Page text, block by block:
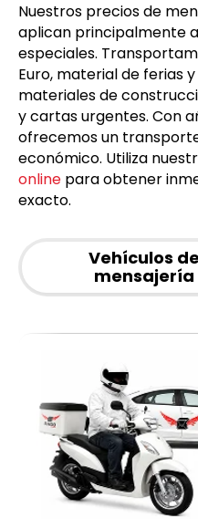
Nuestros precios de
aplican principalmente
especiales.
Euro, material de ferias
materiales de
y cartas urgentes. Con
ofrecemos un
económico. Utiliza
online para obtener
exacto.
Vehículos de
mensajería